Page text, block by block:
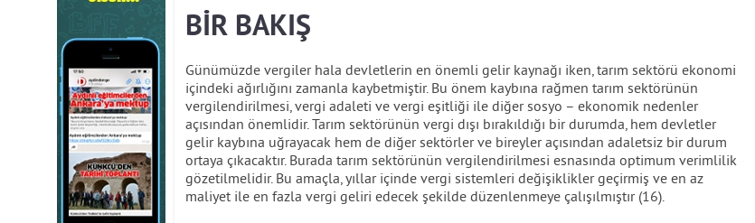
BİR BAKIŞ
Günümüzde vergiler hala devletlerin en önemli gelir kaynağı iken, tarım sektörü ekonomi
içindeki ağırlığını zamanla kaybetmiştir. Bu önem kaybına rağmen tarım sektörünün
vergilendirilmesi, vergi adaleti ve vergi eşitliği ile diğer sosyo – ekonomik nedenler
açısından önemlidir. Tarım sektörünün vergi dışı bırakıldığı bir durumda, hem devletler
gelir kaybına uğrayacak hem de diğer sektörler ve bireyler açısından adaletsiz bir durum
ortaya çıkacaktır. Burada tarım sektörünün vergilendirilmesi esnasında optimum verimlilik
gözetilmelidir. Bu amaçla, yıllar içinde vergi sistemleri değişiklikler geçirmiş ve en az
maliyet ile en fazla vergi geliri edecek şekilde düzenlenmeye çalışılmıştır (16).